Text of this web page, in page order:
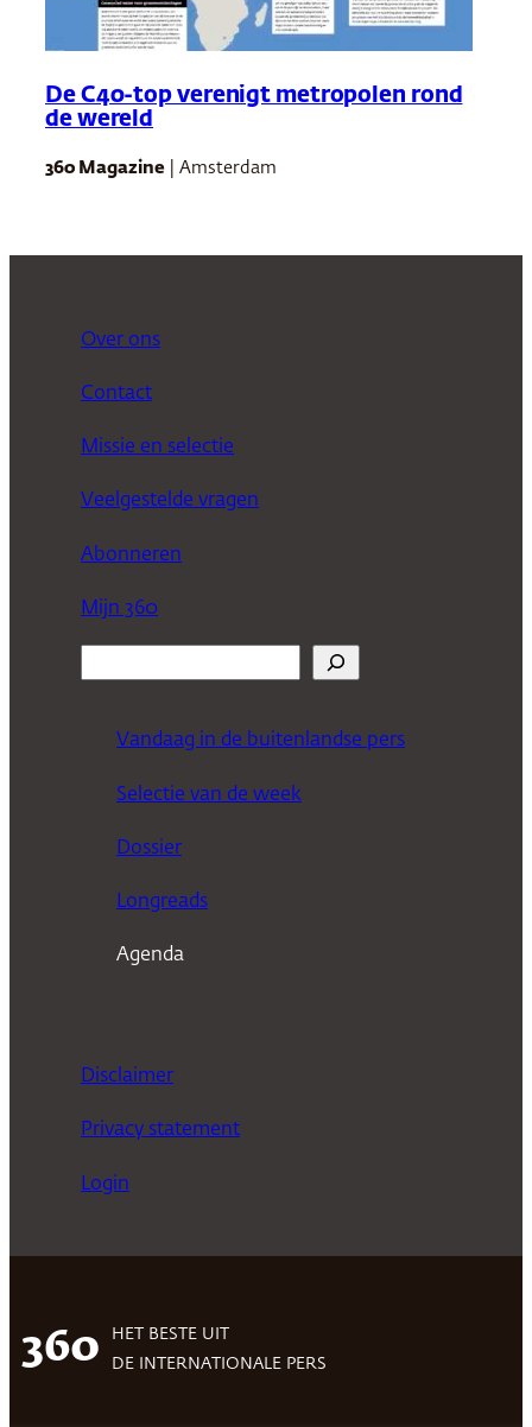
De C40-top verenigt metropolen rond
de wereld
360 Magazine | Amsterdam
Over ons
Contact
Missie en selectie
Veelgestelde vragen
Abonneren
Mijn 360
Vandaag in de buitenlandse pers
Selectie van de week
Dossier
Longreads
Agenda
Disclaimer
Privacy statement
Login
360
HET BESTE UIT
DE INTERNATIONALE PERS